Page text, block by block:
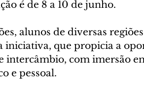
é de 8 a 10 de junho.
alunos de diversas
iniciativa, que propicia a
intercâmbio, com imersão
e pessoal.